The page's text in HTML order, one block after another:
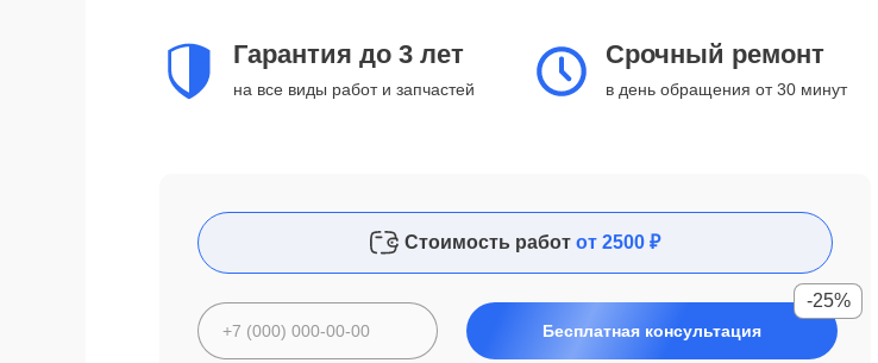
Гарантия до 3 лет
на все виды работ и запчастей
Срочный ремонт
в день обращения от 30 минут
Стоимость работ от 2500 ₽
Бесплатная консультация
-25%